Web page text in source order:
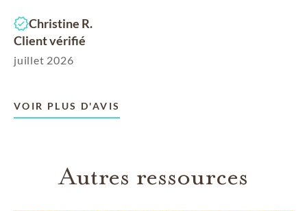
Christine R.
Client vérifié
juillet 2026
VOIR PLUS D'AVIS
Autres ressources